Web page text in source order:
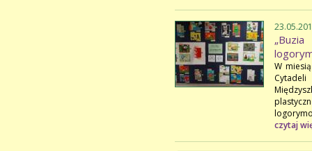
W
czytaj